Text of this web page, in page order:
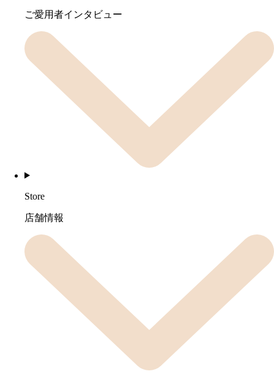
ご愛用者インタビュー
Store
店舗情報